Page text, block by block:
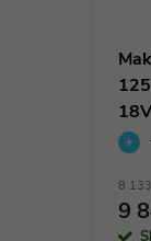
8
9